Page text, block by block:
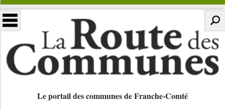
Le portail des communes de Franche-Comté